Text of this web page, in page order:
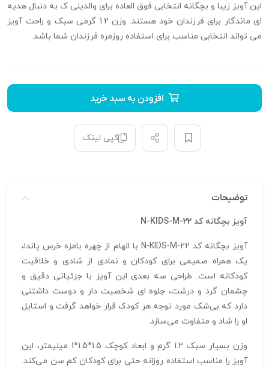
این آویز زیبا و بچگانه انتخابی فوق العاده برای والدینی ک به دنبال هدیه
ای ماندگار برای فرزندان خود هستند. وزن 1.2 گرمی سبک و راحت آویز
می تواند انتخابی مناسب برای استفاده روزمره فرزندان شما باشد.
افزودن به سبد خرید
کپی لینک
توضیحات
آویز بچگانه کد N-KIDS-M-22
آویز بچگانه کد N-KIDS-M-22 با الهام از چهره بامزه خرس پاندا،
یک همراه صمیمی برای کودکان و نمادی از شادی و خلاقیت
کودکانه است. طراحی سه‌ بعدی این آویز با جزئیاتی دقیق و
چشمان گرد و درشت، جلوه‌ ای شخصیت‌ دار و دوست‌ داشتنی
دارد که بی‌شک مورد توجه هر کودک قرار خواهد گرفت و استایل
او را شاد و متفاوت می‌سازد.
وزن بسیار سبک 1.2 گرم و ابعاد کوچک 1.5*1.5*1 میلیمتر، این
آویز را مناسب استفاده روزانه حتی برای کودکان کم‌ سن می‌کند.